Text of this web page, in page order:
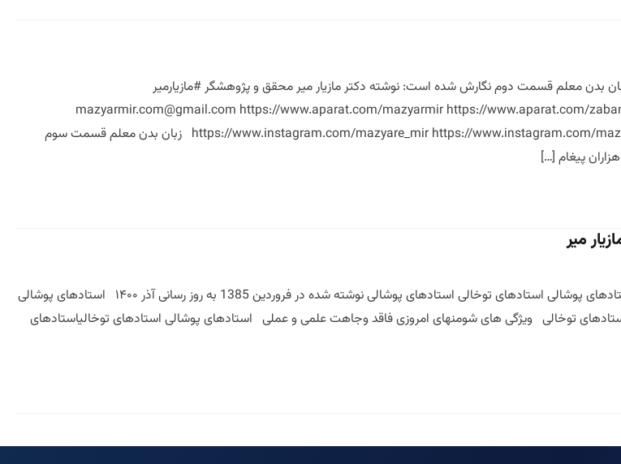
بدن معلم قسمت دوم نگارش شده است: نوشته دکتر مازیار میر محقق و پژوهشگر #مازیارمیر
mazyarmir.com@gmail.com https://www.aparat.com/mazyarmir https://www.aparat.com/
https://www.instagram.com/mazyare_mir https://www.instagram.com/mazyare.mir https://www.linkedin.com/in/mazyarmir زبان بدن معلم قسمت سوم
پیغام […]
میر
استادهای پوشالی استادهای توخالی نوشته مازیار میر استادهای پوشالی استادهای توخالی استادهای پوشالی نوشته شده در فروردین 1385 به روز رسانی آذر ۱۴۰۰ استادهای پوشالی
توخالی ویژگی های شومنهای امروزی فاقد وجاهت علمی و عملی استادهای پوشالی استادهای توخالیاستادهای